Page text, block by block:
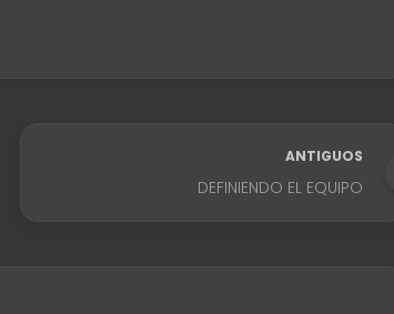
ANTIGUOS
DEFINIENDO EL EQUIPO